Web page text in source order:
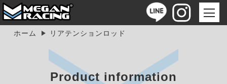
ホーム リアテンションロッド
Product information